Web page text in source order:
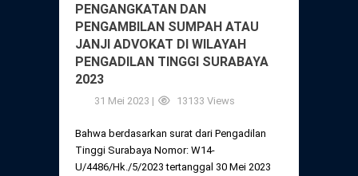
Anggaran Dasar
Peraturan Perpindahan Domisili Anggota
Magang
Pengangkatan & Pengambilan Sumpah
Dewan Kehormatan
Dewan Kehormatan Pusat
Peraturan Pelaksanaan
Komisi Pengawas
Komisi Pengawas Pusat
Komisi Pengawas Daerah
Certificate of Good Standing (COGS)
PENGANGKATAN DAN
PENGAMBILAN SUMPAH ATAU
JANJI ADVOKAT DI WILAYAH
PENGADILAN TINGGI SURABAYA
2023
31 Mei 2023 | 13133 Views
Bahwa berdasarkan surat dari Pengadilan
Tinggi Surabaya Nomor: W14-
U/4486/Hk./5/2023 tertanggal 30 Mei 2023